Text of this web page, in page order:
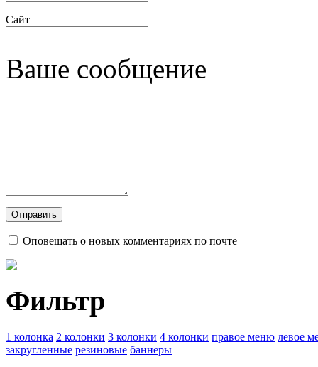
Сайт
Ваше сообщение
Оповещать о новых комментариях по почте
Фильтр
1 колонка 2 колонки 3 колонки 4 колонки правое меню левое
закругленные резиновые баннеры